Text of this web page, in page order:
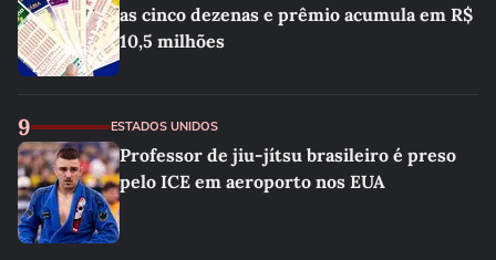
as cinco dezenas e prêmio acumula em R$
10,5 milhões
9 ESTADOS UNIDOS
Professor de jiu-jítsu brasileiro é preso
pelo ICE em aeroporto nos EUA